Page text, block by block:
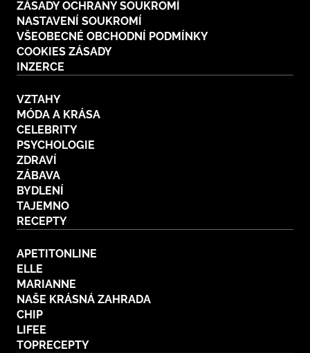
ZÁSADY OCHRANY SOUKROMÍ
NASTAVENÍ SOUKROMÍ
VŠEOBECNÉ OBCHODNÍ PODMÍNKY
COOKIES ZÁSADY
INZERCE
VZTAHY
MÓDA A KRÁSA
CELEBRITY
PSYCHOLOGIE
ZDRAVÍ
ZÁBAVA
BYDLENÍ
TAJEMNO
RECEPTY
APETITONLINE
ELLE
MARIANNE
NAŠE KRÁSNÁ ZAHRADA
CHIP
LIFEE
TOPRECEPTY